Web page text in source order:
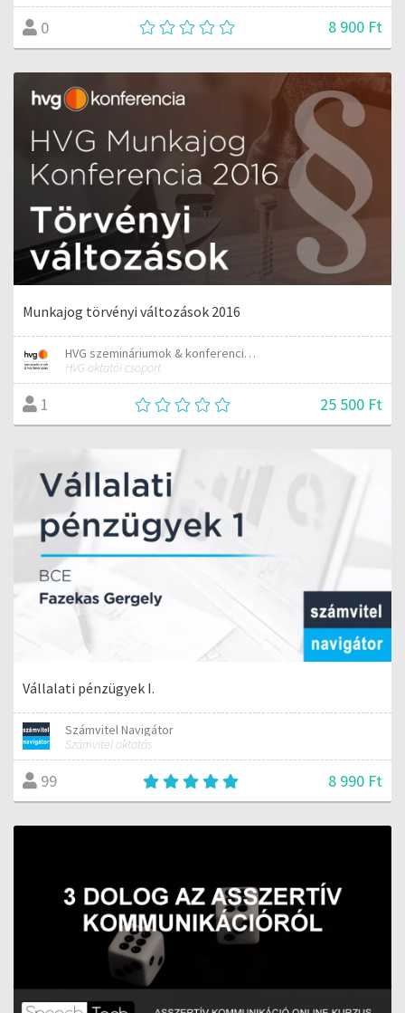
0 8 900 Ft
Munkajog törvényi változások 2016
HVG szemináriumok & konferenciák
HVG oktatói csoport
1 25 500 Ft
Vállalati pénzügyek I.
Számvitel Navigátor
Számvitel oktatás
99 8 990 Ft